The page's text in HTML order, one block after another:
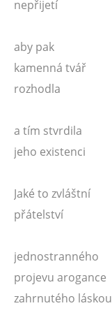
nepřijetí
aby pak
kamenná tvář
rozhodla
a tím stvrdila
jeho existenci
Jaké to zvláštní
přátelství
jednostranného
projevu arogance
zahrnutého láskou